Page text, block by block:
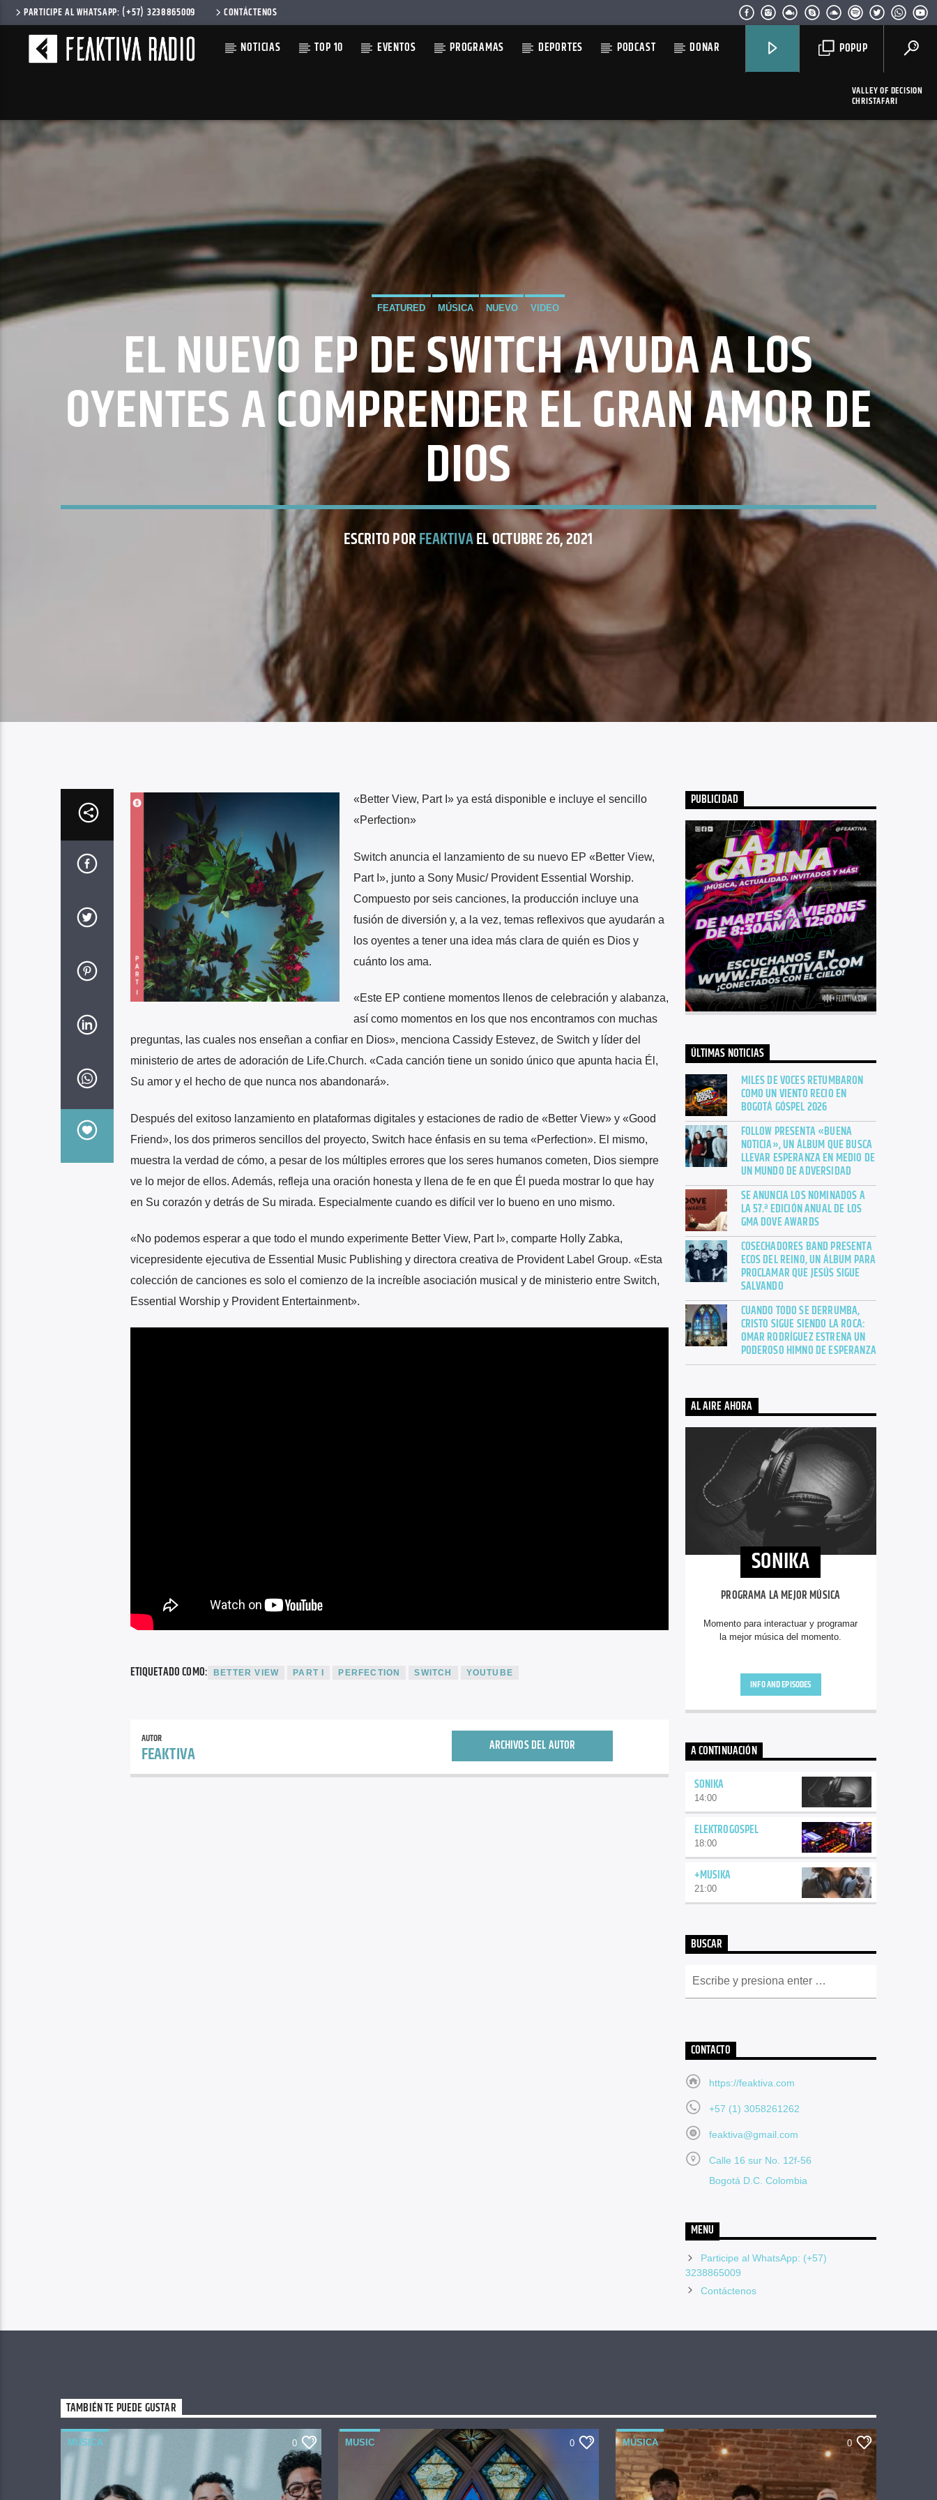
PARTICIPE AL WHATSAPP: (+57) 3238865009 CONTÁCTENOS
NOTICIAS TOP 10 EVENTOS PROGRAMAS DEPORTES PODCAST DONAR POPUP
VALLEY OF DECISION
CHRISTAFARI
CANCIÓN ACTUAL
VALLEY OF DECISION
FEATURED MÚSICA NUEVO VIDEO
EL NUEVO EP DE SWITCH AYUDA A LOS
OYENTES A COMPRENDER EL GRAN AMOR DE
DIOS
ESCRITO PORFEAKTIVAEL OCTUBRE 26, 2021
«Better View, Part I» ya está disponible e incluye el sencillo
«Perfection»
Switch anuncia el lanzamiento de su nuevo EP «Better View,
Part I», junto a Sony Music/ Provident Essential Worship.
Compuesto por seis canciones, la producción incluye una
fusión de diversión y, a la vez, temas reflexivos que ayudarán a
los oyentes a tener una idea más clara de quién es Dios y
cuánto los ama.
«Este EP contiene momentos llenos de celebración y alabanza,
así como momentos en los que nos encontramos con muchas
preguntas, las cuales nos enseñan a confiar en Dios», menciona Cassidy Estevez, de Switch y líder del
ministerio de artes de adoración de Life.Church. «Cada canción tiene un sonido único que apunta hacia Él,
Su amor y el hecho de que nunca nos abandonará».
Después del exitoso lanzamiento en plataformas digitales y estaciones de radio de «Better View» y «Good
Friend», los dos primeros sencillos del proyecto, Switch hace énfasis en su tema «Perfection». El mismo,
muestra la verdad de cómo, a pesar de los múltiples errores que los seres humanos cometen, Dios siempre
ve lo mejor de ellos. Además, refleja una oración honesta y llena de fe en que Él pueda mostrar lo que hay
en Su corazón y detrás de Su mirada. Especialmente cuando es difícil ver lo bueno en uno mismo.
«No podemos esperar a que todo el mundo experimente Better View, Part I», comparte Holly Zabka,
vicepresidente ejecutiva de Essential Music Publishing y directora creativa de Provident Label Group. «Esta
colección de canciones es solo el comienzo de la increíble asociación musical y de ministerio entre Switch,
Essential Worship y Provident Entertainment».
ETIQUETADO COMO: BETTER VIEW PART I PERFECTION SWITCH YOUTUBE
AUTOR
FEAKTIVA ARCHIVOS DEL AUTOR
PUBLICIDAD
ÚLTIMAS NOTICIAS
MILES DE VOCES RETUMBARON
COMO UN VIENTO RECIO EN
BOGOTÁ GÓSPEL 2026
FOLLOW PRESENTA «BUENA
NOTICIA», UN ÁLBUM QUE BUSCA
LLEVAR ESPERANZA EN MEDIO DE
UN MUNDO DE ADVERSIDAD
SE ANUNCIA LOS NOMINADOS A
LA 57.ª EDICIÓN ANUAL DE LOS
GMA DOVE AWARDS
COSECHADORES BAND PRESENTA
ECOS DEL REINO, UN ÁLBUM PARA
PROCLAMAR QUE JESÚS SIGUE
SALVANDO
CUANDO TODO SE DERRUMBA,
CRISTO SIGUE SIENDO LA ROCA:
OMAR RODRÍGUEZ ESTRENA UN
PODEROSO HIMNO DE ESPERANZA
AL AIRE AHORA
SONIKA
PROGRAMA LA MEJOR MÚSICA
Momento para interactuar y programar
la mejor música del momento.
INFO AND EPISODES
A CONTINUACIÓN
SONIKA
14:00
ELEKTROGOSPEL
18:00
+MUSIKA
21:00
BUSCAR
CONTACTO
https://feaktiva.com
+57 (1) 3058261262
feaktiva@gmail.com
Calle 16 sur No. 12f-56
Bogotá D.C. Colombia
MENU
Participe al WhatsApp: (+57)
3238865009
Contáctenos
TAMBIÉN TE PUEDE GUSTAR
MÚSICA 0 MUSIC 0 MÚSICA 0